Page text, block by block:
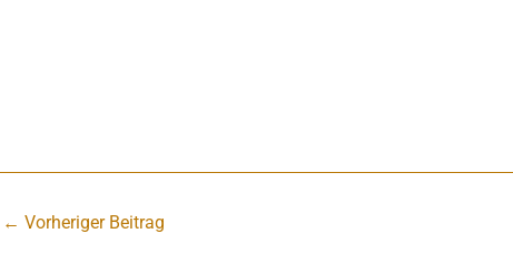
← Vorheriger Beitrag